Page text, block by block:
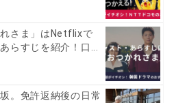
さま」はNetflixで
らすじを紹介！口...
。免許返納後の日常